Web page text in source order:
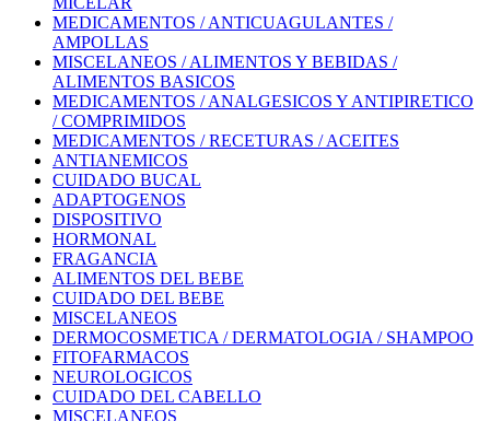
MEDICAMENTOS / ANTICUAGULANTES /
AMPOLLAS
MISCELANEOS / ALIMENTOS Y BEBIDAS /
ALIMENTOS BASICOS
MEDICAMENTOS / ANALGESICOS Y ANTIPIRETICO
/ COMPRIMIDOS
MEDICAMENTOS / RECETURAS / ACEITES
ANTIANEMICOS
CUIDADO BUCAL
ADAPTOGENOS
DISPOSITIVO
HORMONAL
FRAGANCIA
ALIMENTOS DEL BEBE
CUIDADO DEL BEBE
MISCELANEOS
DERMOCOSMETICA / DERMATOLOGIA / SHAMPOO
FITOFARMACOS
NEUROLOGICOS
CUIDADO DEL CABELLO
MISCELANEOS